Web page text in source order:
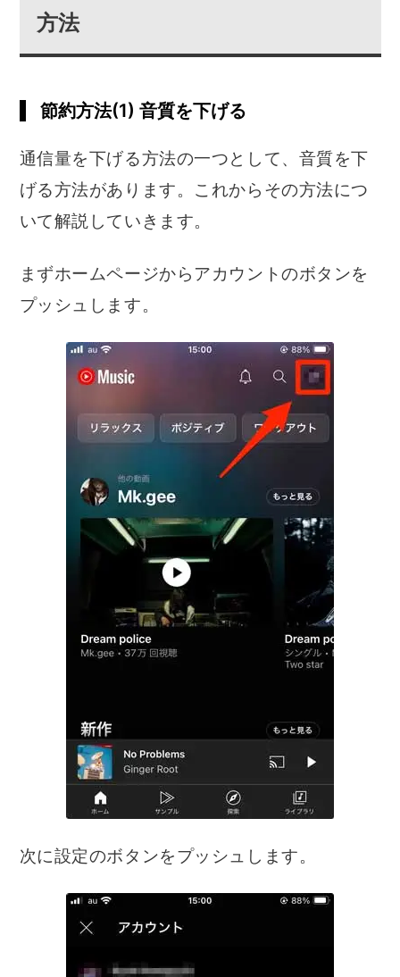
有料プランの違い
について
について
作り方
Spotify vs
方法
節約方法(1) 音質を下げる
通信量を下げる方法の一つとして、音質を下
げる方法があります。これからその方法につ
いて解説していきます。
まずホームページからアカウントのボタンを
プッシュします。
次に設定のボタンをプッシュします。